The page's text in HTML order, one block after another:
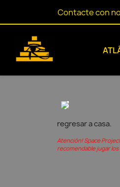
Contacte con
regresar a casa.
Atención! Space
recomendable jugar